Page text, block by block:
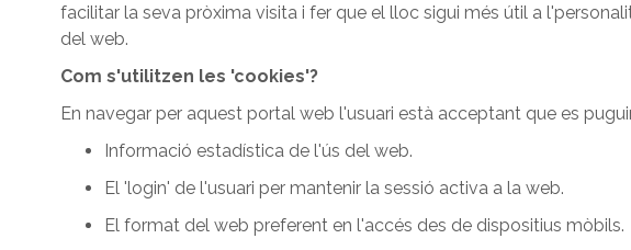
facilitar la seva pròxima visita i fer que el lloc sigui més útil a
del web.
Com s'utilitzen les 'cookies'?
En navegar per aquest portal web l'usuari està acceptant que es
Informació estadística de l'ús del web.
El 'login' de l'usuari per mantenir la sessió activa a la web.
El format del web preferent en l'accés des de dispositius mòbils.